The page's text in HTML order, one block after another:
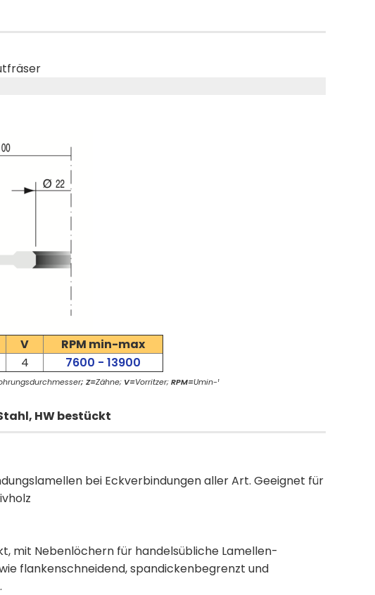
V
RPM min-max
4 7600 - 13900
; Z=Zähne; V=Vorritzer;RPM=Umin-¹
HW bestückt
bei Eckverbindungen aller Art. Geeignet für
mit Nebenlöchern für handelsübliche Lamellen-
flankenschneidend, spandickenbegrenzt und